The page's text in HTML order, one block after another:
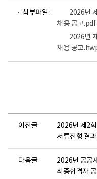
첨부파일 :
2026년
채용 공고.pdf
2026년
채용 공고
이전글
2026년 제2
서류전형 결
다음글
2026년 공공
최종합격자